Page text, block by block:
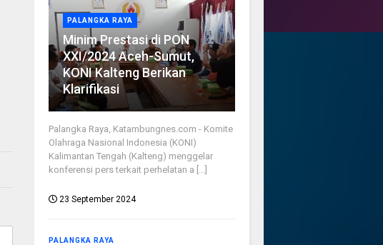
PALANGKA RAYA
Minim Prestasi di PON
XXI/2024 Aceh-Sumut,
KONI Kalteng Berikan
Klarifikasi
Palangka Raya, Katambungnes.com - Komite
Olahraga Nasional Indonesia (KONI)
Kalimantan Tengah (Kalteng) menggelar
konferensi pers terkait perhelatan a [...]
23 September 2024
PALANGKA RAYA